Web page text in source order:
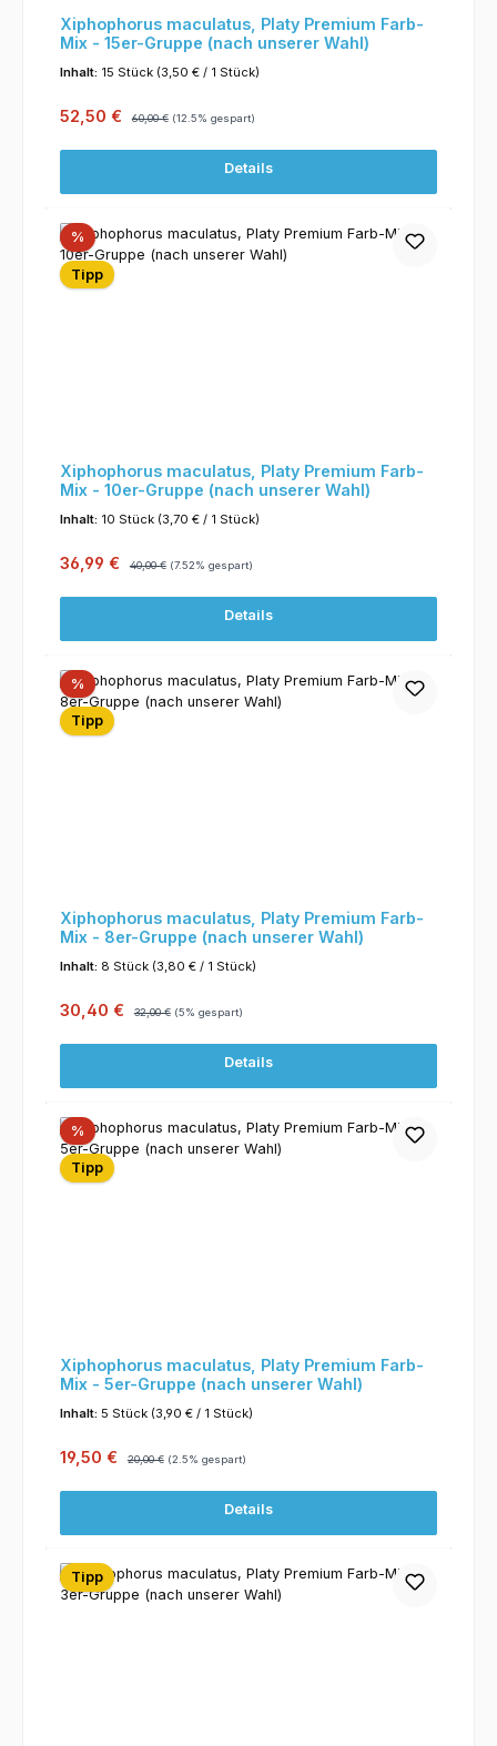
Xiphophorus maculatus, Platy Premium Farb-
Mix - 15er-Gruppe (nach unserer Wahl)
Inhalt: 15 Stück (3,50 € / 1 Stück)
Verkaufspreis:
52,50 € Regulärer Preis:
60,00 € (12.5% gespart)
Details
%Rabatt
Tipp
Xiphophorus maculatus, Platy Premium Farb-
Mix - 10er-Gruppe (nach unserer Wahl)
Inhalt: 10 Stück (3,70 € / 1 Stück)
Verkaufspreis:
36,99 € 40,00 € (7.52% gespart)
Details
%Rabatt
Tipp
Xiphophorus maculatus, Platy Premium Farb-
Mix - 8er-Gruppe (nach unserer Wahl)
Inhalt: 8 Stück (3,80 € / 1 Stück)
Verkaufspreis:
30,40 € 32,00 € (5% gespart)
Details
%Rabatt
Tipp
Xiphophorus maculatus, Platy Premium Farb-
Mix - 5er-Gruppe (nach unserer Wahl)
Inhalt: 5 Stück (3,90 € / 1 Stück)
Verkaufspreis:
19,50 € 20,00 € (2.5% gespart)
Details
Tipp